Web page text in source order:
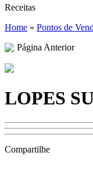
Receitas
Home » Pontos de
Página Anterior
LOPES
Compartilhe